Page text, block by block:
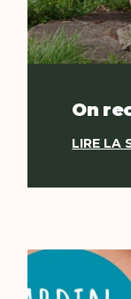
On
LIRE LA